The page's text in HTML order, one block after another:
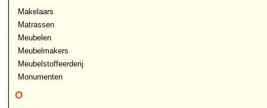
Makelaars
Matrassen
Meubelen
Meubelmakers
Meubelstoffeerderij
Monumenten
O